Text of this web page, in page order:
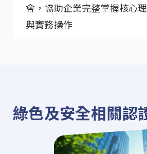
會，協助企業完整掌握核心
與實務操作
綠色及安全相關認